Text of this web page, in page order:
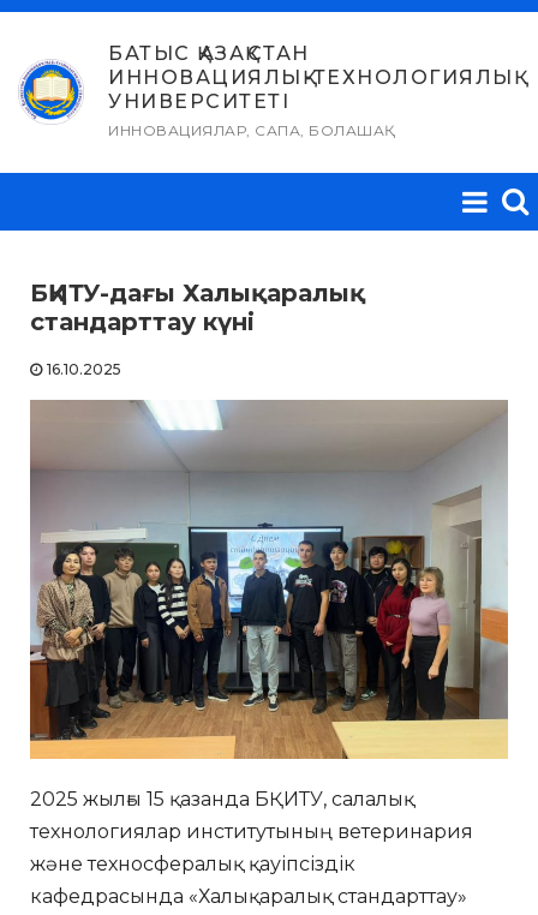
Skip
content
БАТЫС ҚАЗАҚСТАН
ИННОВАЦИЯЛЫҚ-ТЕХНОЛОГИЯЛЫҚ
УНИВЕРСИТЕТІ
ИННОВАЦИЯЛАР, САПА, БОЛАШАҚ
БҚИТУ-дағы Халықаралық
стандарттау күні
16.10.2025
2025 жылғы 15 қазанда БҚИТУ, салалық
технологиялар институтының ветеринария
және техносфералық қауіпсіздік
кафедрасында «Халықаралық стандарттау»